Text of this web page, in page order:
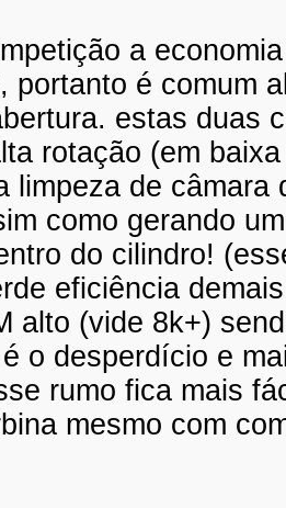
a
portanto é comum
estas duas
rotação (em
limpeza de
como gerando
do cilindro!
eficiência
alto (vide 8k+)
o desperdício e
rumo fica mais
mesmo com